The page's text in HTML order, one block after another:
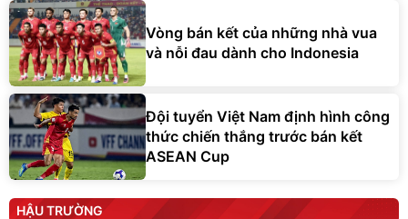
Vòng bán kết của những nhà vua
và nỗi đau dành cho Indonesia
Đội tuyển Việt Nam định hình công
thức chiến thắng trước bán kết
ASEAN Cup
HẬU TRƯỜNG